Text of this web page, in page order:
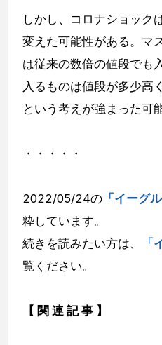
しかし、コロナショック
変えた可能性がある。マ
は従来の数倍の値段でも
入るものは値段が多少高
という考えが強まった可
・・・・・
2022/05/24の 「イーグ
粋しています。
続きを読みたい方は、
「
覧ください。
【 関 連 記 事 】